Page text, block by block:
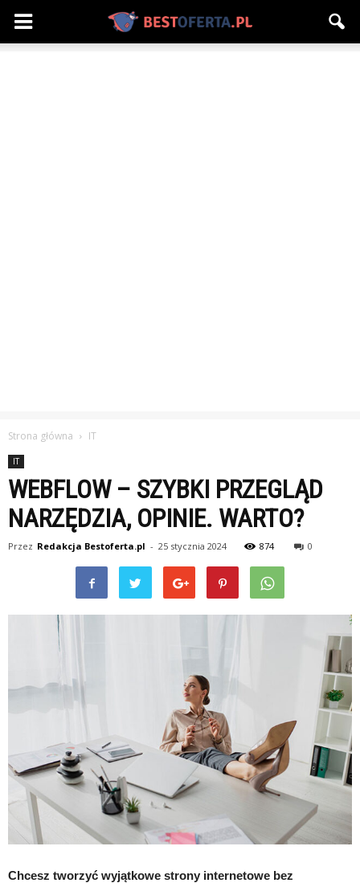
Strona główna IT
IT
WEBFLOW – SZYBKI PRZEGLĄD
NARZĘDZIA, OPINIE. WARTO?
Przez Redakcja Bestoferta.pl - 25 stycznia 2024 874 0
Chcesz tworzyć wyjątkowe strony internetowe bez